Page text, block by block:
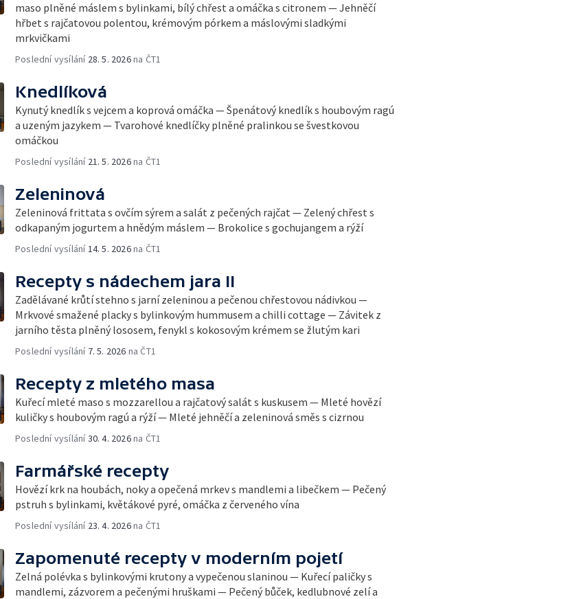
maso plněné máslem s bylinkami, bílý chřest a omáčka s citronem — Jehněčí
hřbet s rajčatovou polentou, krémovým pórkem a máslovými sladkými
mrkvičkami
Poslední vysílání 28. 5. 2026na ČT1
Knedlíková
Kynutý knedlík s vejcem a koprová omáčka — Špenátový knedlík s houbovým ragú
a uzeným jazykem — Tvarohové knedlíčky plněné pralinkou se švestkovou
omáčkou
Poslední vysílání 21. 5. 2026na ČT1
Zeleninová
Zeleninová frittata s ovčím sýrem a salát z pečených rajčat — Zelený chřest s
odkapaným jogurtem a hnědým máslem — Brokolice s gochujangem a rýží
Poslední vysílání14. 5. 2026na ČT1
Recepty s nádechem jara II
Zadělávané krůtí stehno s jarní zeleninou a pečenou chřestovou nádivkou —
Mrkvové smažené placky s bylinkovým hummusem a chilli cottage — Závitek z
jarního těsta plněný lososem, fenykl s kokosovým krémem se žlutým kari
Poslední vysílání 7. 5. 2026 na ČT1
Recepty z mletého masa
Kuřecí mleté maso s mozzarellou a rajčatový salát s kuskusem — Mleté hovězí
kuličky s houbovým ragú a rýží — Mleté jehněčí a zeleninová směs s cizrnou
Poslední vysílání30. 4. 2026na ČT1
Farmářské recepty
Hovězí krk na houbách, noky a opečená mrkev s mandlemi a libečkem — Pečený
pstruh s bylinkami, květákové pyré, omáčka z červeného vína
Poslední vysílání 23. 4. 2026na ČT1
Zapomenuté recepty v moderním pojetí
Zelná polévka s bylinkovými krutony a vypečenou slaninou — Kuřecí paličky s
mandlemi, zázvorem a pečenými hruškami — Pečený bůček, kedlubnové zelí a